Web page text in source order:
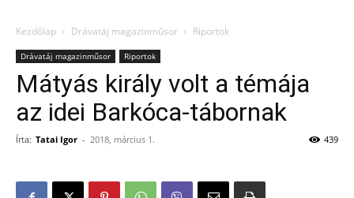
Kezdőlap Drávatáj magazinműsor Riportok
Drávatáj magazinműsor Riportok
Mátyás király volt a témája
az idei Barkóca-tábornak
Írta: Tatai Igor - 2018, március 1. 439